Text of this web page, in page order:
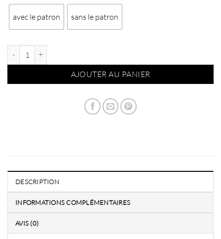
avec le patron sans le patron
AJOUTER AU PANIER
DESCRIPTION
INFORMATIONS COMPLÉMENTAIRES
AVIS (0)